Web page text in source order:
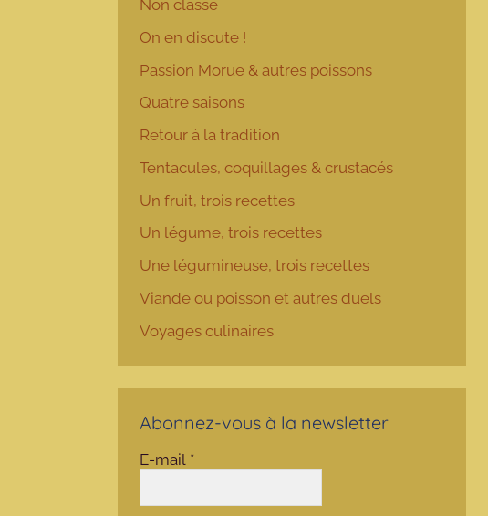
Non classé
On en discute !
Passion Morue & autres poissons
Quatre saisons
Retour à la tradition
Tentacules, coquillages & crustacés
Un fruit, trois recettes
Un légume, trois recettes
Une légumineuse, trois recettes
Viande ou poisson et autres duels
Voyages culinaires
Abonnez-vous à la newsletter
E-mail *